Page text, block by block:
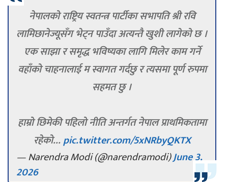
नेपालको राष्ट्रिय स्वतन्त्र पार्टीका सभापति श्री रवि
लामिछानेज्यूसँग भेट्न पाउँदा अत्यन्तै खुशी लागेको छ ।
एक साझा र समृद्ध भविष्यका लागि मिलेर काम गर्ने
वहाँको चाहनालाई म स्वागत गर्दछु र त्यसमा पूर्ण रुपमा
सहमत छु ।
हाम्रो छिमेकी पहिलो नीति अन्तर्गत नेपाल प्राथमिकतामा
रहेको…pic.twitter.com/5xNRbyQKTX
— Narendra Modi (@narendramodi)June 3,
2026